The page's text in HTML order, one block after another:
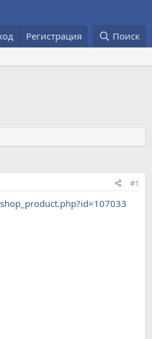
Регистрация Поиск
#1